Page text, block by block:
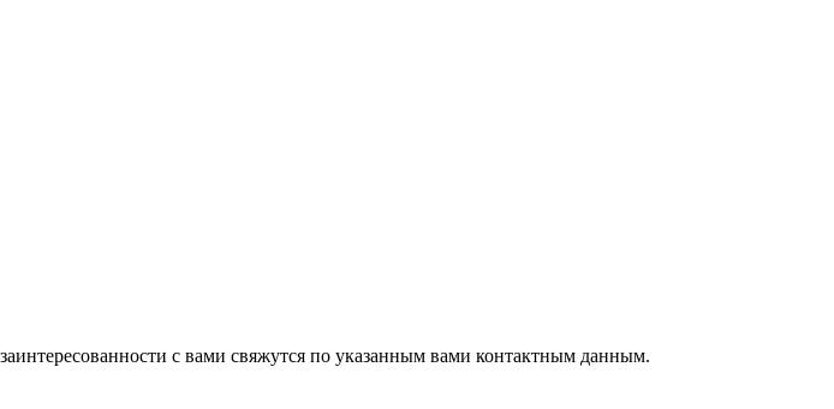
с вами свяжутся по указанным вами контактным данным.